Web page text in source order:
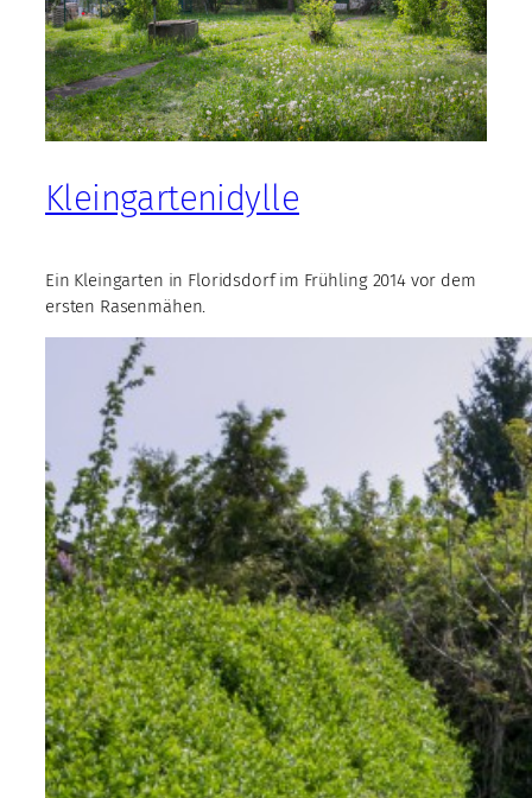
Kleingartenidylle
Ein Kleingarten in Floridsdorf im Frühling 2014 vor dem
ersten Rasenmähen.